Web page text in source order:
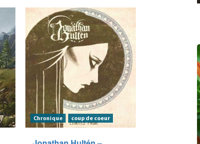
Chronique coup de coeur